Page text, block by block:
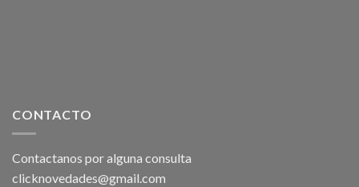
CONTACTO
Contactanos por alguna consulta
clicknovedades@gmail.com